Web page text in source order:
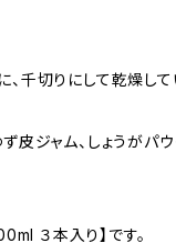
千切りにして乾燥して
皮ジャム、しょうがパ
３本入り】です。